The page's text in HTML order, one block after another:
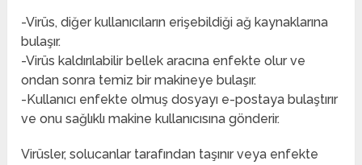
-Virüs, diğer kullanıcıların erişebildiği ağ kaynaklarına
bulaşır.
-Virüs kaldırılabilir bellek aracına enfekte olur ve
ondan sonra temiz bir makineye bulaşır.
-Kullanıcı enfekte olmuş dosyayı e-postaya bulaştırır
ve onu sağlıklı makine kullanıcısına gönderir.
Virüsler, solucanlar tarafından taşınır veya enfekte